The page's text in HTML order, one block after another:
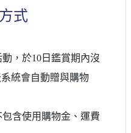
式
，於10日鑑賞期內沒
統會自動贈與購物
含使用購物金、運費